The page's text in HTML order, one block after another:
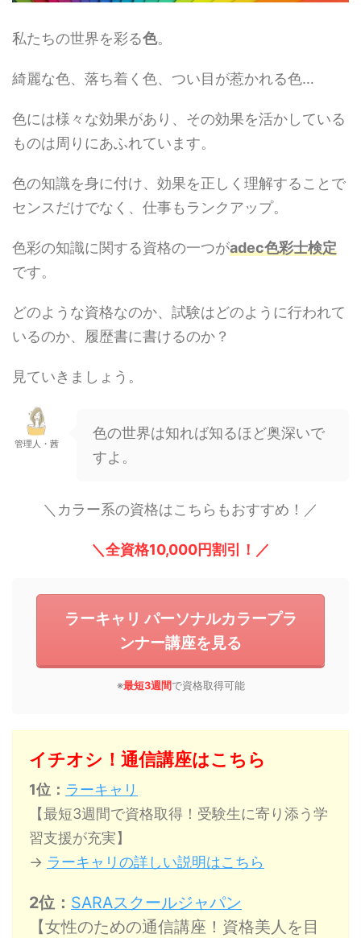
私たちの世界を彩る色。
綺麗な色、落ち着く色、つい目が惹かれる色…
色には様々な効果があり、その効果を活かしている
ものは周りにあふれています。
色の知識を身に付け、効果を正しく理解することで
センスだけでなく、仕事もランクアップ。
色彩の知識に関する資格の一つがadec色彩士検定
です。
どのような資格なのか、試験はどのように行われて
いるのか、履歴書に書けるのか？
見ていきましょう。
管理人・茜
色の世界は知れば知るほど奥深いで
すよ。
＼カラー系の資格はこちらもおすすめ！／
＼全資格10,000円割引！／
ラーキャリ パーソナルカラープラ
ンナー講座を見る
※最短3週間 で資格取得可能
イチオシ！通信講座はこちら
1位： ラーキャリ
【最短3週間で資格取得！受験生に寄り添う学
習支援が充実】
→ ラーキャリの詳しい説明はこちら
2位： SARAスクールジャパン
【女性のための通信講座！資格美人を目